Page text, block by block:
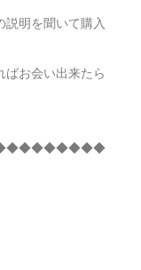
明を聞いて購入
ばお会い出来たら